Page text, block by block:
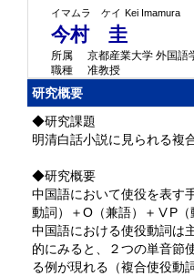
イマムラ ケイ Kei Imamura
今村 圭
所属
京都産業大学 外国語
職種
准教授
研究概要
◆研究課題
明清白話小説に見られる複
◆研究概要
中国語において使役を表す
動詞）＋O（兼語）＋ⅤP（
中国語における使役動詞は
的にみると、２つの単音節
る例が現れる（複合使役動